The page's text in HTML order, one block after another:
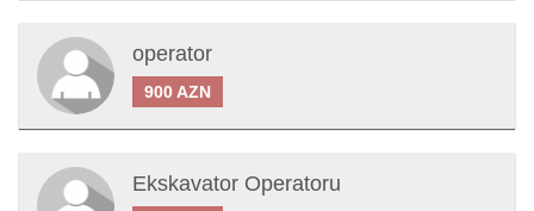
operator
900 AZN
Ekskavator Operatoru